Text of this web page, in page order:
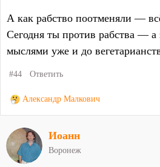
А как рабство поотменяли —
Сегодня ты против рабства — а
мыслями уже и до
#44 Ответить
Р
к
и
Александр Малкович
Иоанн
Воронеж